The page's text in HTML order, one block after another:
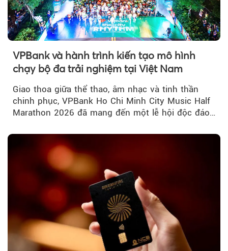
VPBank và hành trình kiến tạo mô hình
chạy bộ đa trải nghiệm tại Việt Nam
Giao thoa giữa thể thao, âm nhạc và tinh thần
chinh phục, VPBank Ho Chi Minh City Music Half
Marathon 2026 đã mang đến một lễ hội độc đáo